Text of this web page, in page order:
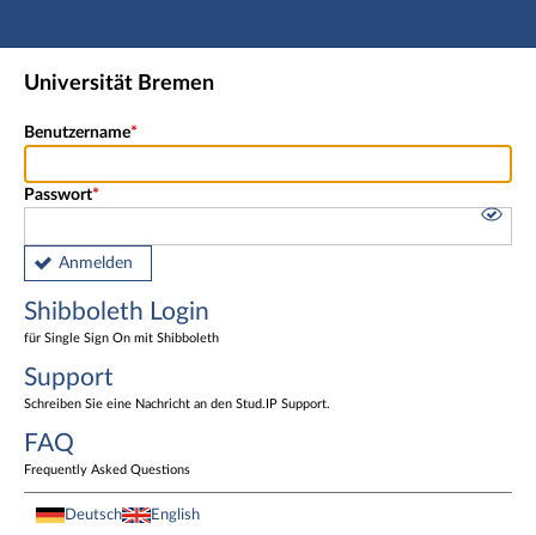
Hauptnavigation
Shibboleth Login
Universität Bremen
Benutzername
Passwort
Anmelden
Shibboleth Login
für Single Sign On mit Shibboleth
Support
Schreiben Sie eine Nachricht an den Stud.IP Support.
FAQ
Frequently Asked Questions
Deutsch English